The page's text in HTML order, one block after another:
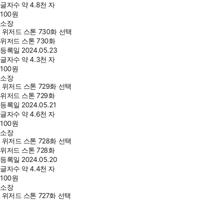
글자수 약 4.8천 자
100원
소장
위저드 스톤 730화 선택
위저드 스톤 730화
등록일 2024.05.23
글자수 약 4.3천 자
100원
소장
위저드 스톤 729화 선택
위저드 스톤 729화
등록일 2024.05.21
글자수 약 4.6천 자
100원
소장
위저드 스톤 728화 선택
위저드 스톤 728화
등록일 2024.05.20
글자수 약 4.4천 자
100원
소장
위저드 스톤 727화 선택